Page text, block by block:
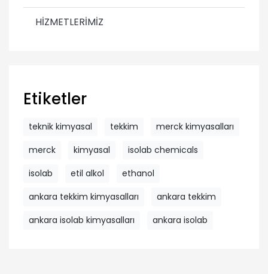
HİZMETLERİMİZ
Etiketler
teknik kimyasal tekkim
merck kimyasalları
merck
kimyasal
isolab chemicals
isolab
etil alkol
ethanol
ankara tekkim kimyasalları
ankara tekkim
ankara isolab kimyasalları
ankara isolab